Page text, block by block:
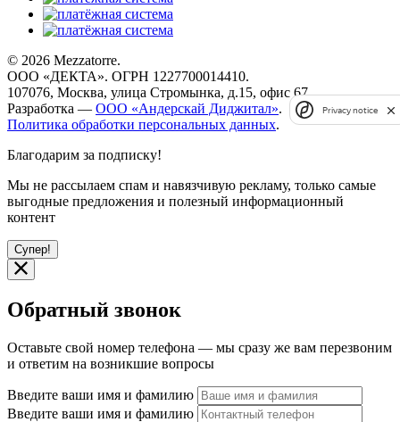
© 2026 Mezzatorre.
ООО «ДЕКТА». ОГРН 1227700014410.
107076, Москва, улица Стромынка, д.15, офис 67.
Разработка — ООО «Андерскай Диджитал».
Политика обработки персональных данных.
Благодарим за подписку!
Мы не рассылаем спам и навязчивую рекламу, только самые
выгодные предложения и полезный информационный
контент
Супер!
Обратный звонок
Оставьте свой номер телефона — мы сразу же вам перезвоним
и ответим на возникшие вопросы
Введите ваши имя и фамилию
Введите ваши имя и фамилию
Privacy notice